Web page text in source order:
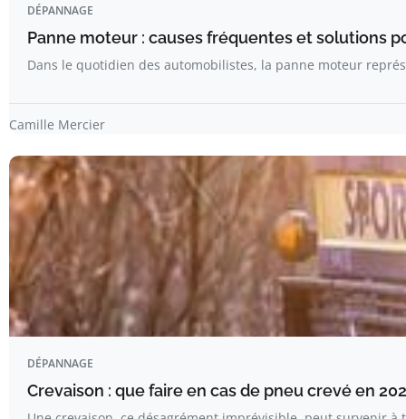
DÉPANNAGE
Panne moteur : causes fréquentes et solutions
Dans le quotidien des automobilistes, la panne moteur
Camille Mercier
DÉPANNAGE
Crevaison : que faire en cas de pneu crevé en